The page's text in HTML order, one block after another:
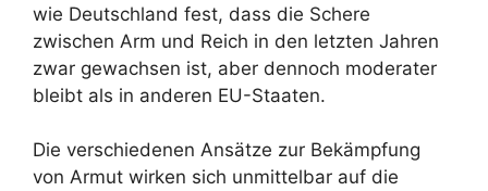
wie Deutschland fest, dass die Schere
zwischen Arm und Reich in den letzten Jahren
zwar gewachsen ist, aber dennoch moderater
bleibt als in anderen EU-Staaten.
Die verschiedenen Ansätze zur Bekämpfung
von Armut wirken sich unmittelbar auf die